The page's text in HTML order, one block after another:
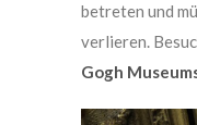
betreten und
verlieren.
Gogh